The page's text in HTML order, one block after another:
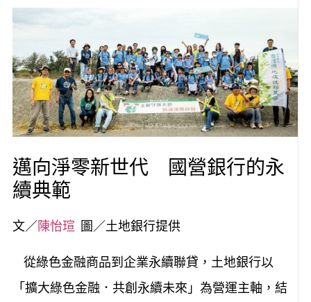
邁向淨零新世代 國營銀行的永
續典範
文／陳怡瑄 圖／土地銀行提供
從綠色金融商品到企業永續聯貸，土地銀行以
「擴大綠色金融．共創永續未來」為營運主軸，結